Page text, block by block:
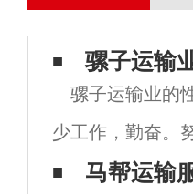
骡子运输
骡子运输业的
少工作，勤奋。
年复一年地离开
马帮运输